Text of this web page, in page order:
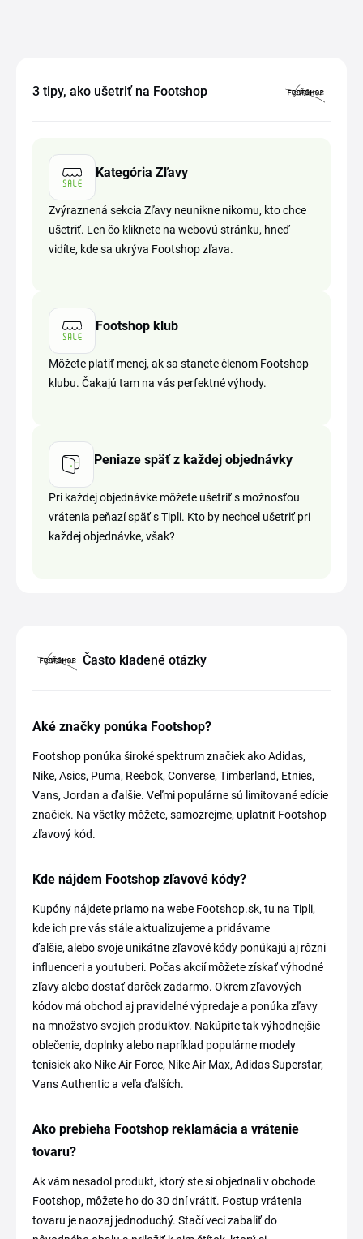
3 tipy, ako ušetriť na Footshop
Kategória Zľavy
Zvýraznená sekcia Zľavy neunikne nikomu, kto chce
ušetriť. Len čo kliknete na webovú stránku, hneď
vidíte, kde sa ukrýva Footshop zľava.
Footshop klub
Môžete platiť menej, ak sa stanete členom Footshop
klubu. Čakajú tam na vás perfektné výhody.
Peniaze späť z každej objednávky
Pri každej objednávke môžete ušetriť s možnosťou
vrátenia peňazí späť s Tipli. Kto by nechcel ušetriť pri
každej objednávke, však?
Často kladené otázky
Aké značky ponúka Footshop?
Footshop ponúka široké spektrum značiek ako Adidas,
Nike, Asics, Puma, Reebok, Converse, Timberland, Etnies,
Vans, Jordan a ďalšie. Veľmi populárne sú limitované edície
značiek. Na všetky môžete, samozrejme, uplatniť Footshop
zľavový kód.
Kde nájdem Footshop zľavové kódy?
Kupóny nájdete priamo na webe Footshop.sk, tu na Tipli,
kde ich pre vás stále aktualizujeme a pridávame
ďalšie, alebo svoje unikátne zľavové kódy ponúkajú aj rôzni
influenceri a youtuberi. Počas akcií môžete získať výhodné
zľavy alebo dostať darček zadarmo. Okrem zľavových
kódov má obchod aj pravidelné výpredaje a ponúka zľavy
na množstvo svojich produktov. Nakúpite tak výhodnejšie
oblečenie, doplnky alebo napríklad populárne modely
tenisiek ako Nike Air Force, Nike Air Max, Adidas Superstar,
Vans Authentic a veľa ďalších.
Ako prebieha Footshop reklamácia a vrátenie
tovaru?
Ak vám nesadol produkt, ktorý ste si objednali v obchode
Footshop, môžete ho do 30 dní vrátiť. Postup vrátenia
tovaru je naozaj jednoduchý. Stačí veci zabaliť do